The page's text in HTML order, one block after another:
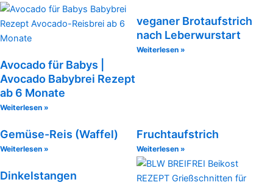
Avocado für Babys |
Avocado Babybrei Rezept
ab 6 Monate
Weiterlesen »
veganer Brotaufstrich
nach Leberwurstart
Weiterlesen »
Gemüse-Reis (Waffel)
Weiterlesen »
Fruchtaufstrich
Weiterlesen »
Dinkelstangen